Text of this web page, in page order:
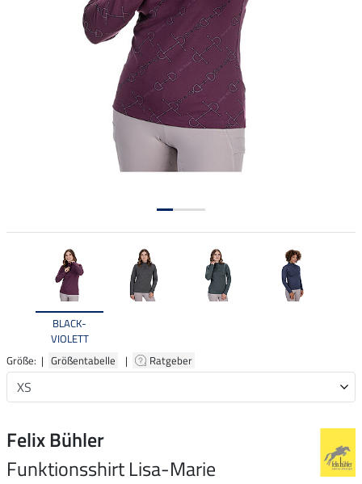
BLACK-
VIOLETT
Größe: | Größentabelle | Ratgeber
Felix Bühler
Funktionsshirt Lisa-Marie